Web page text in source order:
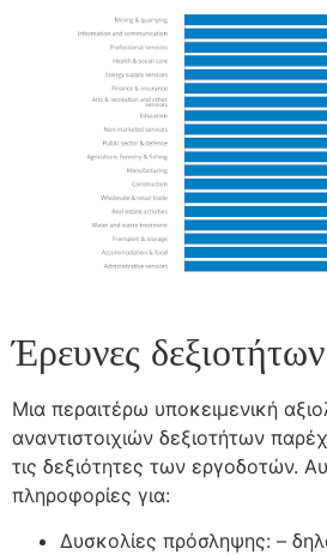
Έρευνες
Μια περαιτέρω υποκειμενική
αναντιστοιχιών δεξιοτήτων
τις δεξιότητες των εργοδοτών.
πληροφορίες για:
Δυσκολίες πρόσληψης: –